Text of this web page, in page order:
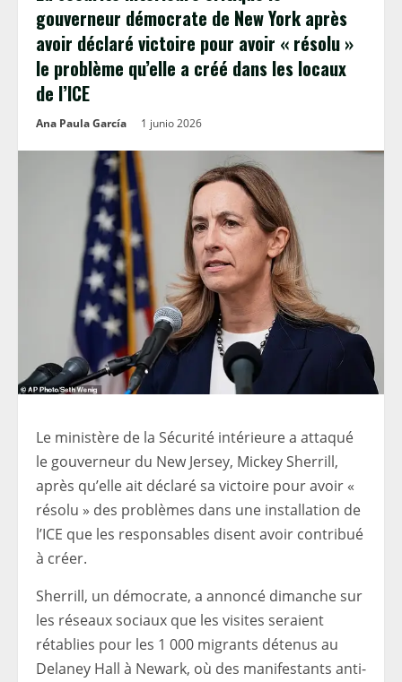
gouverneur démocrate de New York après
avoir déclaré victoire pour avoir « résolu »
le problème qu’elle a créé dans les locaux
de l’ICE
Ana Paula García 1 junio 2026
Le ministère de la Sécurité intérieure a attaqué
le gouverneur du New Jersey, Mickey Sherrill,
après qu’elle ait déclaré sa victoire pour avoir «
résolu » des problèmes dans une installation de
l’ICE que les responsables disent avoir contribué
à créer.
Sherrill, un démocrate, a annoncé dimanche sur
les réseaux sociaux que les visites seraient
rétablies pour les 1 000 migrants détenus au
Delaney Hall à Newark, où des manifestants anti-